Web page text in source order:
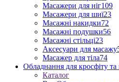
Масажери для ніг109
Масажери для шиї23
Масажні накидки72
Масажні подушки56
Масажні стільці23
Аксесуари для масажу
Масажер для тіла74
Обладнання для кросфіту та
Каталог